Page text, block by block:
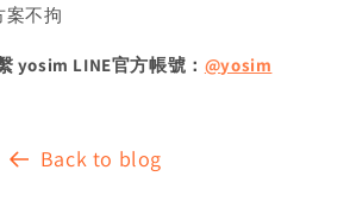
案不拘
yosim LINE官方帳號： @yosim
Back to blog